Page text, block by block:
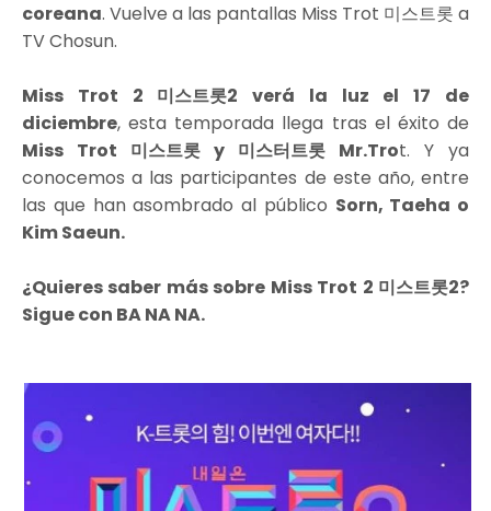
coreana. Vuelve a las pantallas Miss Trot 미스트롯 a
TV Chosun.
Miss Trot 2 미스트롯2 verá la luz el 17 de
diciembre, esta temporada llega tras el éxito de
Miss Trot 미스트롯 y 미스터트롯 Mr.Trot. Y ya
conocemos a las participantes de este año, entre
las que han asombrado al público Sorn, Taeha o
Kim Saeun.
¿Quieres saber más sobre Miss Trot 2 미스트롯2?
Sigue con BA NA NA.